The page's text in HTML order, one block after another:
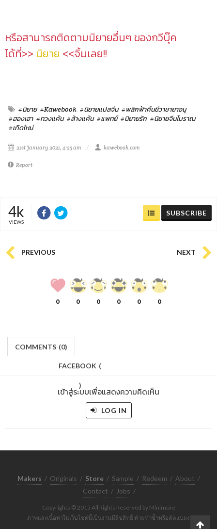
หรือสามารถติดตามนิยายอื่นๆ ของกวีบุ๊ค
ได้ที่>> นิยาย <<จิ้มเลย!!
#นิยาย #Kawebook #นิยายแปลจีน #พลิกฟ้าคืนชีวาชายาอนุ
#ฮองเฮา #ทวงแค้น #ล้างแค้น #แพทย์ #นิยายรัก #นิยายจีนโบราณ
#เกิดใหม่
21st January 2021, 4:25 am kawebook.com
Report
4k
VIEWS
SUBSCRIBE
PREVIOUS NEXT
0 0 0 0 0 0
COMMENTS (0)
FACEBOOK (
)
เข้าสู่ระบบเพื่อแสดงความคิดเห็น
LOG IN
Makers / Originals / Store / Sample / Redeem / About /
Contact / Jobs /
Copyrights © 2015 All Rights Reserved by Minimore
ภาพและเนื้อหาในเว็บไซต์นี้เป็นงานมีลิขสิทธิ์ ห้ามทำซ้ำหรือดัดแปลง